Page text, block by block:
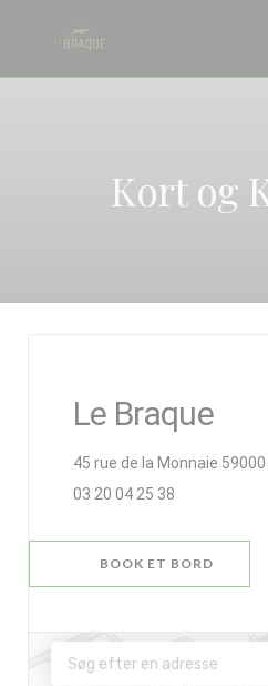
Kort og
Le Braque
45 rue de la Monnaie 59000
03 20 04 25 38
BOOK ET BORD